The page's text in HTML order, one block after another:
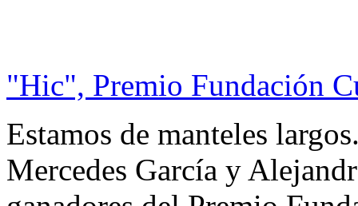
"Hic", Premio Fundación
Estamos de manteles
Mercedes García y